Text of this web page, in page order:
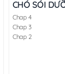
CHÓ SÓI
Chap 4
Chap 3
Chap 2